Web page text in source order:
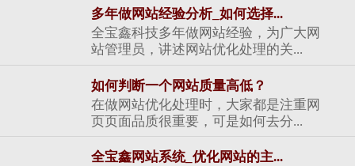
多年做网站经验分析_如何选择...
全宝鑫科技多年做网站经验，为广大网
站管理员，讲述网站优化处理的关...
如何判断一个网站质量高低？
在做网站优化处理时，大家都是注重网
页页面品质很重要，可是如何去分...
全宝鑫网站系统_优化网站的主...